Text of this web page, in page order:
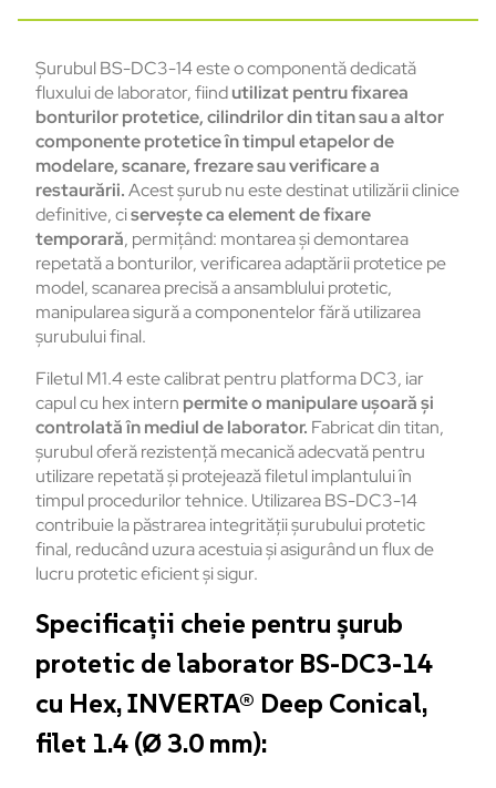
Șurubul BS-DC3-14 este o componentă dedicată
fluxului de laborator, fiindutilizat pentru fixarea
bonturilor protetice, cilindrilor din titan sau a altor
componenteproteticeîntimpuletapelorde
modelare,scanare,frezaresauverificarea
restaurării.Acestșurubnuestedestinatutilizăriiclinice
definitive, ciserveșteca element defixare
temporară, permițând: montareașidemontarea
repetatăabonturilor,verificareaadaptăriiproteticepe
model,scanareaprecisăaansambluluiprotetic,
manipulareasigurăacomponentelorfărăutilizarea
șurubuluifinal.
FiletulM1.4estecalibratpentru platformaDC3, iar
capul cu hex intern permiteo manipulareușoarăși
controlatăînmediuldelaborator. Fabricatdin titan,
șurubuloferărezistențămecanicăadecvatăpentru
utilizarerepetatășiprotejeazăfiletulimplantuluiîn
timpulprocedurilortehnice. UtilizareaBS-DC3-14
contribuielapăstrareaintegritățiișurubuluiprotetic
final, reducânduzuraacestuiașiasigurândun flux de
lucru proteticeficientșisigur.
Specificații cheie pentru șurub
protetic de laborator BS-DC3-14
cu Hex, INVERTA® Deep Conical,
filet 1.4 (Ø 3.0 mm):